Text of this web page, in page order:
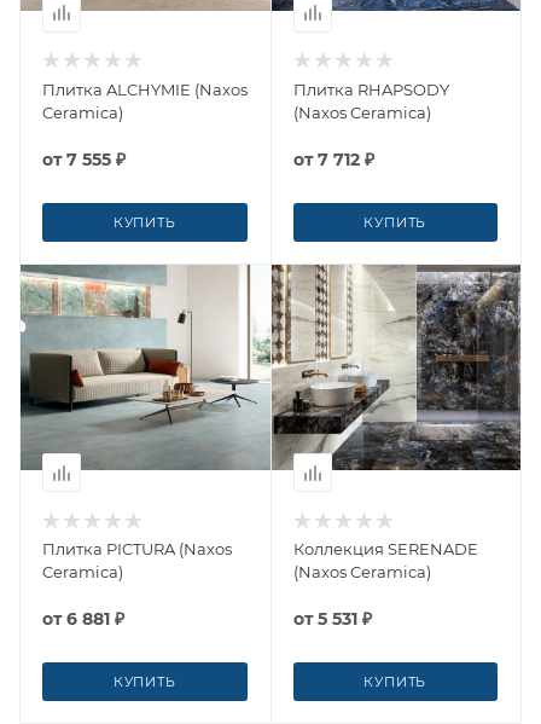
Плитка ALCHYMIE (Naxos
Ceramica)
от7 555 ₽
КУПИТЬ
Плитка RHAPSODY
(Naxos Ceramica)
от7 712 ₽
КУПИТЬ
Плитка PICTURA (Naxos
Ceramica)
от6 881 ₽
КУПИТЬ
Коллекция SERENADE
(Naxos Ceramica)
от5 531 ₽
КУПИТЬ